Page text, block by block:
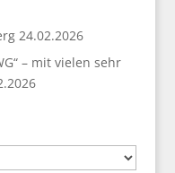
24.02.2026
– mit vielen sehr